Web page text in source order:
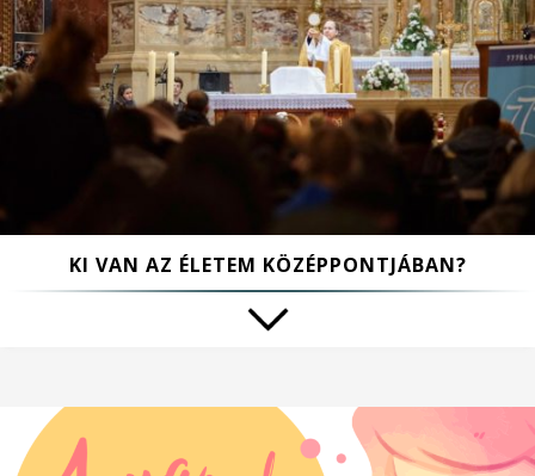
KI VAN AZ ÉLETEM KÖZÉPPONTJÁBAN?